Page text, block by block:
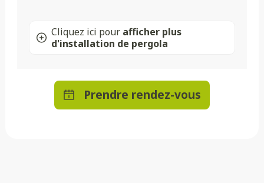
Cliquez ici pour afficher plus
d'installation de pergola
Prendre rendez-vous